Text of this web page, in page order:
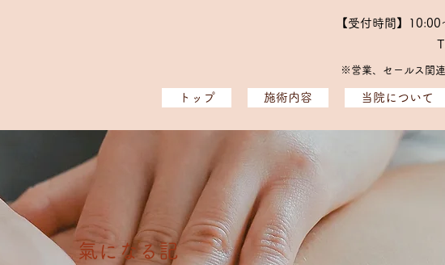
【受付時間】
※​営業、セールス関
トップ 施術内容 当院について
​氣になる記